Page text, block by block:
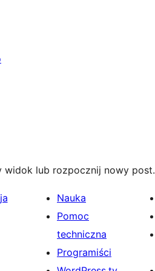
widok lub rozpocznij nowy post.
Nauka
Pomoc
techniczna
Programiści